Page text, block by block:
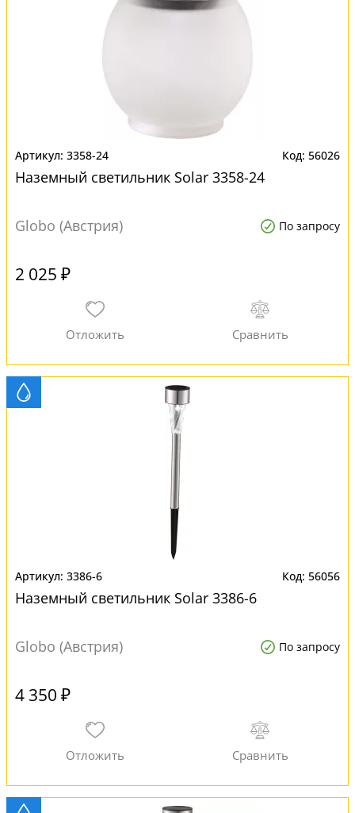
3358-24 56026
Наземный светильник Solar 3358-24
Globo (Австрия) По запросу
2 025 ₽
3386-6 56056
Наземный светильник Solar 3386-6
Globo (Австрия) По запросу
4 350 ₽